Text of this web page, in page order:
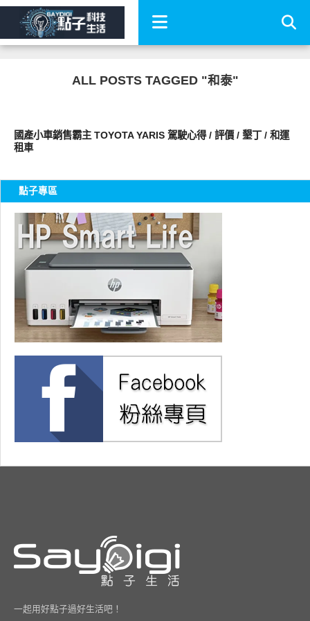
ALL POSTS TAGGED "和泰"
國產小車銷售霸主 TOYOTA YARIS 駕駛心得 / 評價 / 墾丁 / 和運
租車
點子專區
一起用好點子過好生活吧！